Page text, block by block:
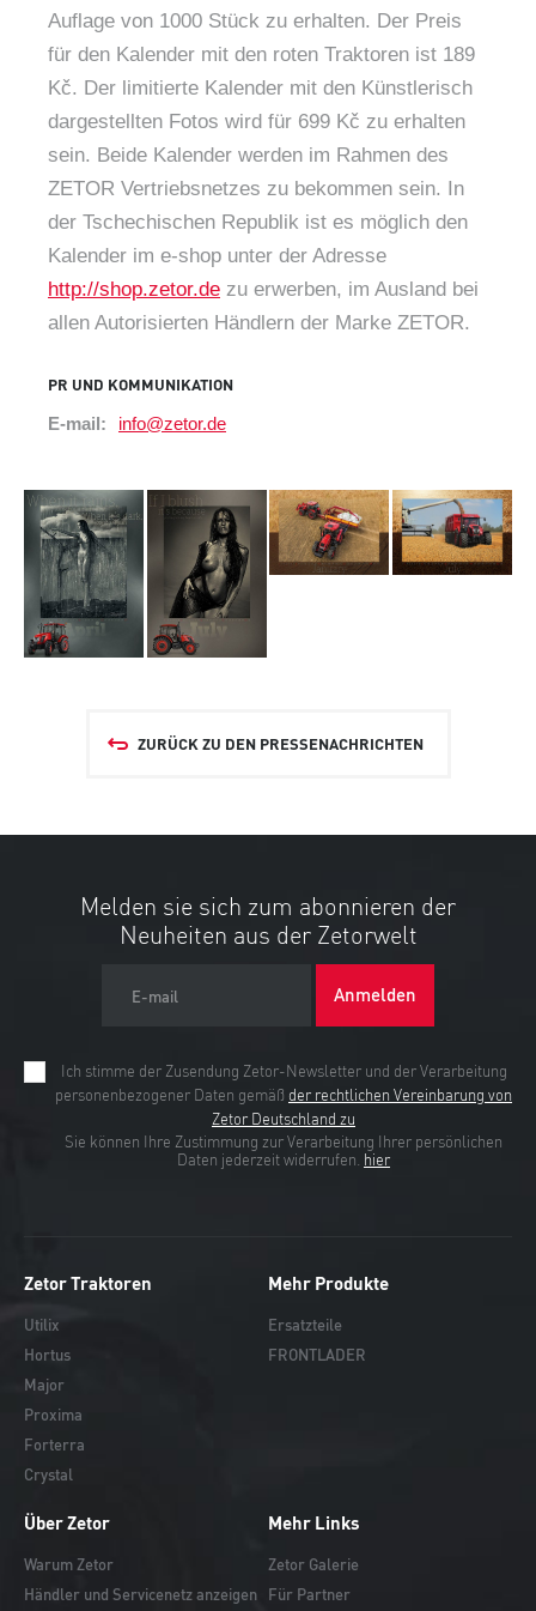
Auflage von 1000 Stück zu erhalten. Der Preis
für den Kalender mit den roten Traktoren ist 189
Kč. Der limitierte Kalender mit den Künstlerisch
dargestellten Fotos wird für 699 Kč zu erhalten
sein. Beide Kalender werden im Rahmen des
ZETOR Vertriebsnetzes zu bekommen sein. In
der Tschechischen Republik ist es möglich den
Kalender im e-shop unter der Adresse
http://shop.zetor.de zu erwerben, im Ausland bei
allen Autorisierten Händlern der Marke ZETOR.
PR UND KOMMUNIKATION
E-mail: info@zetor.de
ZURÜCK ZU DEN PRESSENACHRICHTEN
Melden sie sich zum abonnieren der
Neuheiten aus der Zetorwelt
E-mail Anmelden
Ich stimme der Zusendung Zetor-Newsletter und der Verarbeitung
personenbezogener Daten gemäß der rechtlichen Vereinbarung von
Zetor Deutschland zu
Sie können Ihre Zustimmung zur Verarbeitung Ihrer persönlichen
Daten jederzeit widerrufen.
hier
Zetor Traktoren
Utilix
Hortus
Major
Proxima
Forterra
Crystal
Mehr Produkte
Ersatzteile
FRONTLADER
Über Zetor
Warum Zetor
Händler und Servicenetz anzeigen
Mehr Links
Zetor Galerie
Für Partner